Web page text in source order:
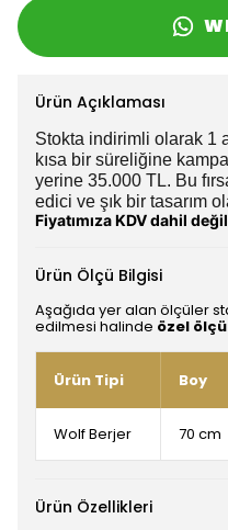
Ürün Açıklaması
Stokta indirimli olarak 1
kısa bir süreliğine
yerine 35.000 TL. Bu
edici ve şık bir tasarım
Fiyatımıza KDV dahil
Ürün Ölçü Bilgisi
Aşağıda yer alan ölçüler
edilmesi halinde özel ölçü
Ürün Tipi Boy
Wolf Berjer 70 cm
Ürün Özellikleri